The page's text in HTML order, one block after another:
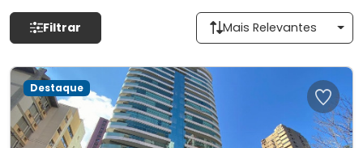
Filtrar Mais Relevantes
Destaque